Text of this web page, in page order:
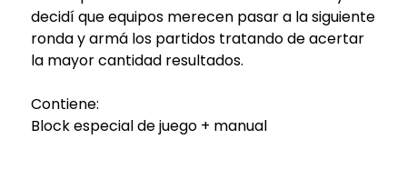
decidí que equipos merecen pasar a la siguiente
ronda y armá los partidos tratando de acertar
la mayor cantidad resultados.
Contiene:
Block especial de juego + manual